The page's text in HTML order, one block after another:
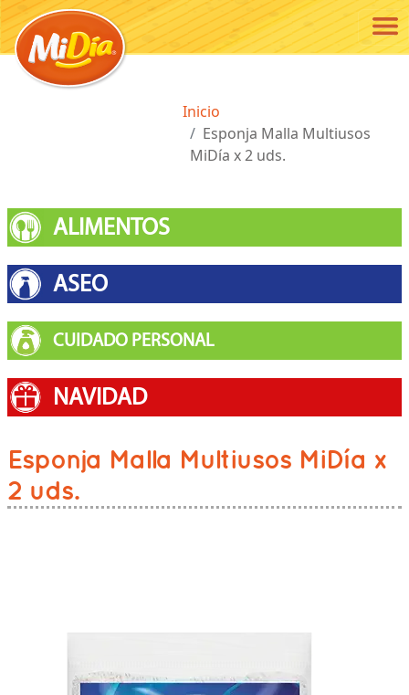
Pasar al contenido principal
Ruta de navegación
Inicio
Esponja Malla Multiusos
MiDía x 2 uds.
ALIMENTOS
ASEO
CUIDADO PERSONAL
NAVIDAD
Esponja Malla Multiusos MiDía x
2 uds.